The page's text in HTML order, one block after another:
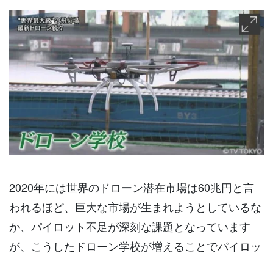
2020年には世界のドローン潜在市場は60兆円と言
われるほど、巨大な市場が生まれようとしているな
か、パイロット不足が深刻な課題となっています
が、こうしたドローン学校が増えることでパイロッ